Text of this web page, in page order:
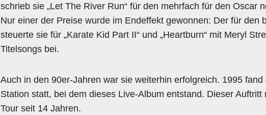
schrieb sie „Let The River Run“ für den mehrfach für den Oscar
Nur einer der Preise wurde im Endeffekt gewonnen: Der für den
steuerte sie für „Karate Kid Part II“ und „Heartburn“ mit Meryl
Titelsongs bei.
Auch in den 90er-Jahren war sie weiterhin erfolgreich. 1995
Station statt, bei dem dieses Live-Album entstand. Dieser
Tour seit 14 Jahren.